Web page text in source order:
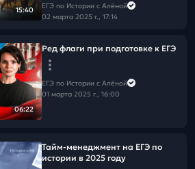
15:40
ЕГЭ по Истории с Алёной
02 марта 2025 г., 17:14
06:22
Ред флаги при подготовке к ЕГЭ
ЕГЭ по Истории с Алёной
01 марта 2025 г., 16:00
Тайм-менеджмент на ЕГЭ по
истории в 2025 году